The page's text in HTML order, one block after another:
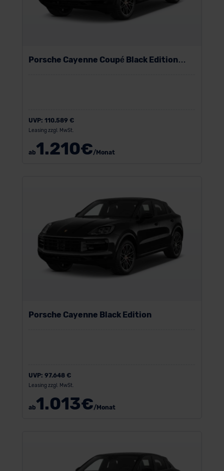
Porsche Cayenne Coupé Black Edition
UVP: 110.589 €
Leasing zzgl. MwSt.
ab1.210€/Monat
Porsche Cayenne Black Edition
UVP: 97.648 €
Leasing zzgl. MwSt.
ab1.013€/Monat